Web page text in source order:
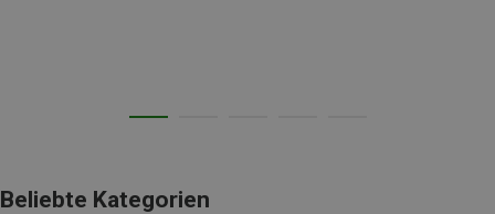
Beliebte Kategorien